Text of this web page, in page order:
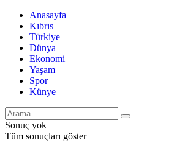
Anasayfa
Kıbrıs
Türkiye
Dünya
Ekonomi
Yaşam
Spor
Künye
Sonuç yok
Tüm sonuçları göster